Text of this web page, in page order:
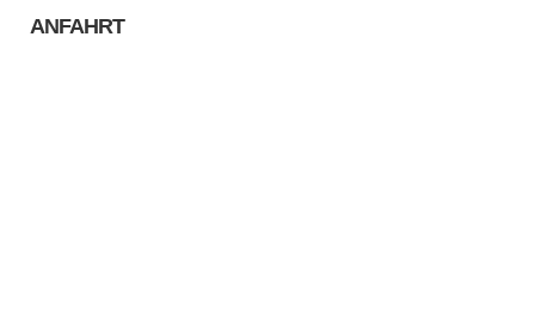
ANFAHRT